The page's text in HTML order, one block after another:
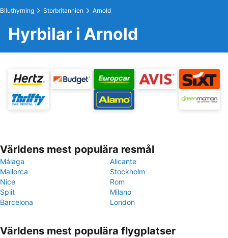
Biluthyrning Storbritannien Arnold
Hyrbilar i Arnold
Världens mest populära resmål
Málaga
Alicante
Mallorca
Stockholm
Nice
Rom
Split
Milano
Barcelona
London
Världens mest populära flygplatser